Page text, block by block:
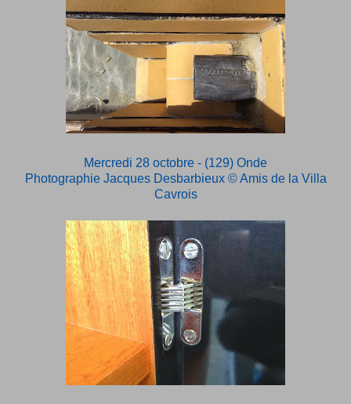
Mercredi 28 octobre - (129) Onde
Photographie Jacques Desbarbieux© Amis de la Villa
Cavrois